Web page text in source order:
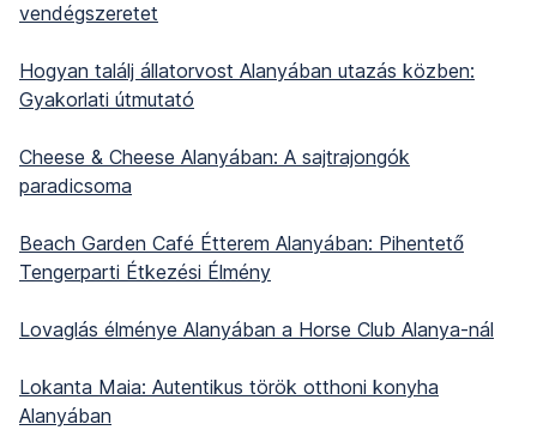
vendégszeretet
Hogyan találj állatorvost Alanyában utazás közben:
Gyakorlati útmutató
Cheese & Cheese Alanyában: A sajtrajongók
paradicsoma
Beach Garden Café Étterem Alanyában: Pihentető
Tengerparti Étkezési Élmény
Lovaglás élménye Alanyában a Horse Club Alanya-nál
Lokanta Maia: Autentikus török otthoni konyha
Alanyában